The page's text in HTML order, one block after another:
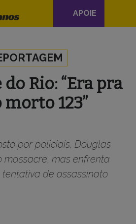
Navegação
principal
APOIE
Rio: “Era pra
morto 123”
por policiais, Douglas
massacre, mas enfrenta
de assassinato